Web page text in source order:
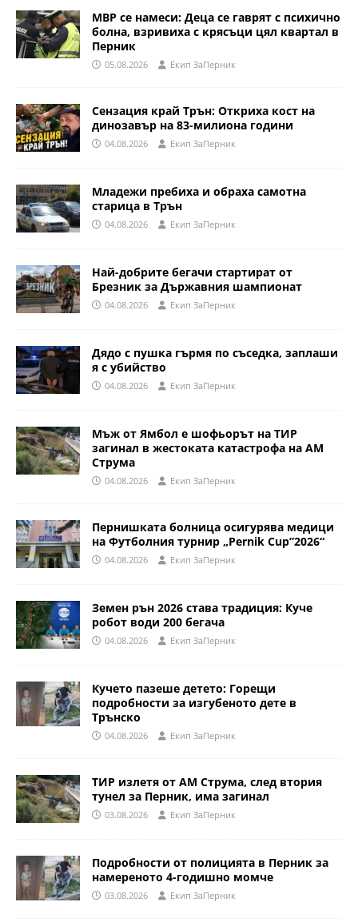
МВР се намеси: Деца се гаврят с психично
болна, взривиха с крясъци цял квартал в
Перник
05.08.2026 Eкип ЗаПерник
Сензация край Трън: Откриха кост на
динозавър на 83-милиона години
04.08.2026 Eкип ЗаПерник
Младежи пребиха и обраха самотна
старица в Трън
04.08.2026 Eкип ЗаПерник
Най-добрите бегачи стартират от
Брезник за Държавния шампионат
04.08.2026 Eкип ЗаПерник
Дядо с пушка гърмя по съседка, заплаши
я с убийство
04.08.2026 Eкип ЗаПерник
Мъж от Ямбол е шофьорът на ТИР
загинал в жестоката катастрофа на АМ
Струма
04.08.2026 Eкип ЗаПерник
Пернишката болница осигурява медици
на Футболния турнир „Pernik Cup”2026“
04.08.2026 Eкип ЗаПерник
Земен рън 2026 става традиция: Куче
робот води 200 бегача
04.08.2026 Eкип ЗаПерник
Кучето пазеше детето: Горещи
подробности за изгубеното дете в
Трънско
04.08.2026 Eкип ЗаПерник
ТИР излетя от АМ Струма, след втория
тунел за Перник, има загинал
03.08.2026 Eкип ЗаПерник
Подробности от полицията в Перник за
намереното 4-годишно момче
03.08.2026 Eкип ЗаПерник